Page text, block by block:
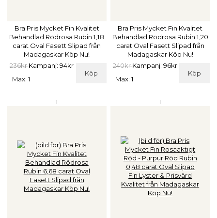
Bra Pris Mycket Fin Kvalitet
Behandlad Rödrosa Rubin 1,18
carat Oval Fasett Slipad från
Madagaskar Köp Nu!
236krKampanj: 94kr
Köp
Max: 1
Bra Pris Mycket Fin Kvalitet
Behandlad Rödrosa Rubin 1,20
carat Oval Fasett Slipad från
Madagaskar Köp Nu!
240krKampanj: 96kr
Köp
Max: 1
1 1